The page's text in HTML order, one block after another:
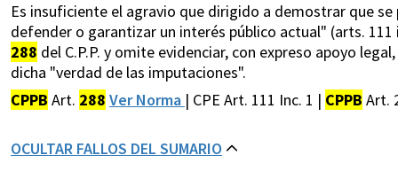
Es insuficiente el agravio que dirigido a demostrar que
defender o garantizar un interés público actual" (arts.
288 del C.P.P. y omite evidenciar, con expreso apoyo
dicha "verdad de las imputaciones".
CPPB Art. 288 Ver Norma | CPE Art. 111 Inc. 1 | CPPB Art.
OCULTAR FALLOS DEL SUMARIO